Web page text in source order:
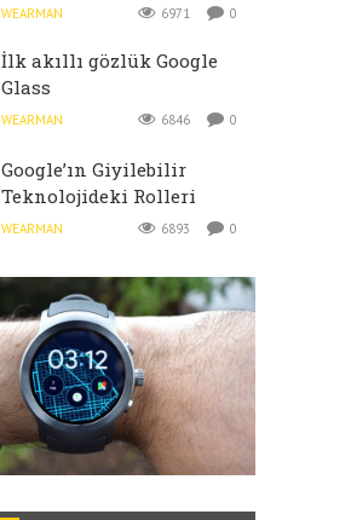
WEARMAN 6971 0
İlk akıllı gözlük Google
Glass
WEARMAN 6846 0
Google’ın Giyilebilir
Teknolojideki Rolleri
WEARMAN 6893 0